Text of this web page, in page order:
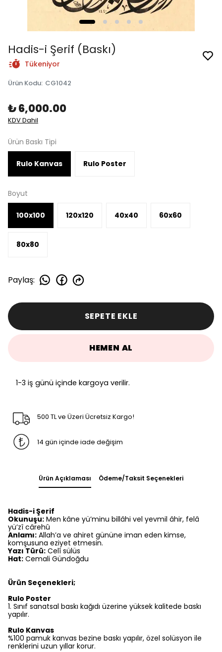
Hadis-i Şerif (Baskı)
Tükeniyor
Ürün Kodu: CG1042
₺ 6,000.00
KDV Dahil
Ürün Baskı Tipi
Rulo Kanvas Rulo Poster
Boyut
100x100 120x120 40x40 60x60
80x80
Paylaş:
SEPETE EKLE
HEMEN AL
1-3 iş günü içinde kargoya verilir.
500 TL ve Üzeri Ücretsiz Kargo!
14 gün içinde iade değişim
Ürün Açıklaması Ödeme/Taksit Seçenekleri
Hadis-i Şerif
Okunuşu: Men kâne yü’minu billâhi vel yevmil âhir, felâ
yü’zî cârehû
Anlamı: Allah’a ve ahiret gününe iman eden kimse,
komşusuna eziyet etmesin.
Yazı Türü: Celî sülüs
Hat: Cemali Gündoğdu
Ürün Seçenekleri;
Rulo Poster
1.⁠ ⁠Sınıf sanatsal baskı kağıdı üzerine yüksek kalitede baskı
yapılır.
Rulo Kanvas
%100 pamuk kanvas bezine baskı yapılır, özel solüsyon ile
renklerini uzun yıllar korur.